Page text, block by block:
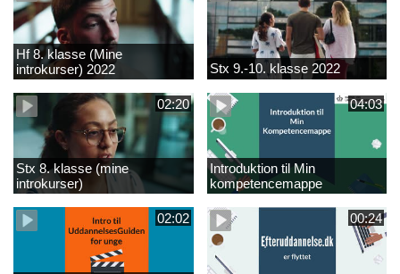
Hf 8. klasse (Mine
introkurser) 2022
Stx 9.-10. klasse 2022
02:20
Stx 8. klasse (mine
introkurser)
04:03
Introduktion til Min
kompetencemappe
02:02 00:24